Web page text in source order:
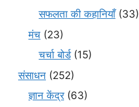
सफलता की कहानियाँ(33)
मंच (23)
चर्चा बोर्ड(15)
संसाधन (252)
ज्ञान केंद्र(63)